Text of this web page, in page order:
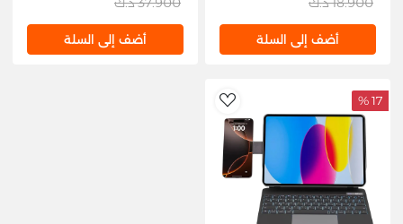
أضف إلى السلة أضف إلى السلة
AddToWishlist
17 %